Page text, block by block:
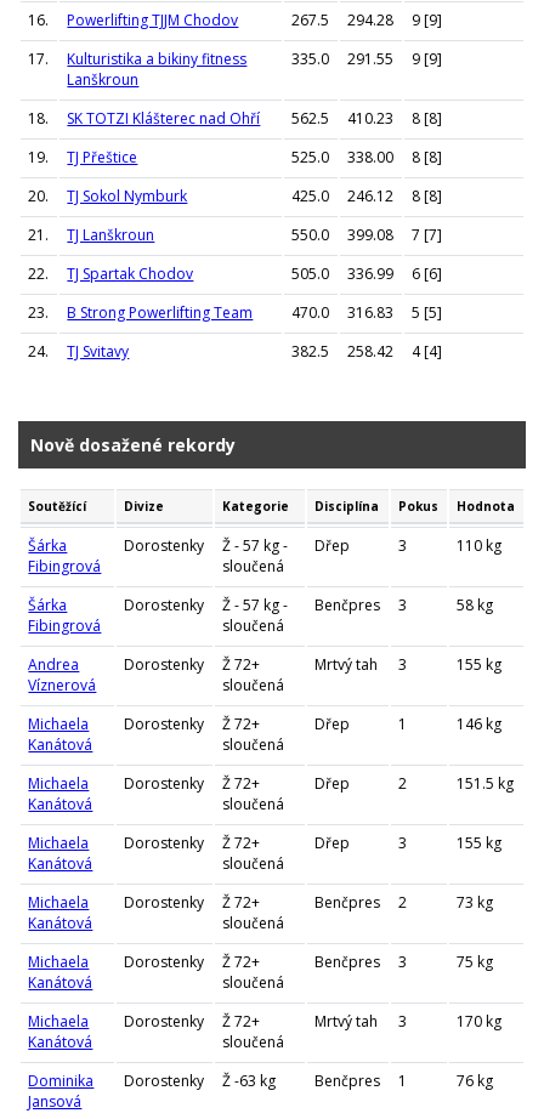
16.
Powerlifting TJJM Chodov 267.5 294.28
9 [9]
17.
Kulturistika a bikiny fitness
Lanškroun
335.0 291.55 9 [9]
18. SK TOTZI Klášterec nad Ohří 562.5 410.23
8 [8]
19.
TJ Přeštice 525.0 338.00
8 [8]
20.
TJ Sokol Nymburk 425.0 246.12
8 [8]
21.
TJ Lanškroun 550.0 399.08
7 [7]
22.
TJ Spartak Chodov 505.0 336.99
6 [6]
23.
B Strong Powerlifting Team 470.0 316.83
5 [5]
24.
TJ Svitavy 382.5 258.42 4 [4]
Nově dosažené rekordy
Soutěžící Divize Kategorie Disciplína Pokus Hodnota
Šárka
Fibingrová
Dorostenky
Ž - 57 kg -
sloučená
Dřep 3 110 kg
Šárka
Fibingrová
Dorostenky
Ž - 57 kg -
sloučená
Benčpres 3 58 kg
Andrea
Víznerová
Dorostenky
Ž 72+
sloučená
Mrtvý tah 3 155 kg
Michaela
Kanátová
Dorostenky
Ž 72+
sloučená
Dřep 1 146 kg
Michaela
Kanátová
Dorostenky
Ž 72+
sloučená
Dřep 2 151.5 kg
Michaela
Kanátová
Dorostenky
Ž 72+
sloučená
Dřep 3 155 kg
Michaela
Kanátová
Dorostenky
Ž 72+
sloučená
Benčpres 2 73 kg
Michaela
Kanátová
Dorostenky
Ž 72+
sloučená
Benčpres 3 75 kg
Michaela
Kanátová
Dorostenky
Ž 72+
sloučená
Mrtvý tah 3 170 kg
Dominika
Jansová
Dorostenky Ž -63 kg Benčpres 1 76 kg